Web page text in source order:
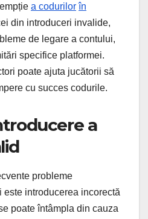
a codurilor în
din introduceri invalide,
de legare a contului,
specifice platformei.
poate ajuta jucătorii să
cu succes codurile.
a
probleme
este introducerea incorectă
poate întâmpla din cauza